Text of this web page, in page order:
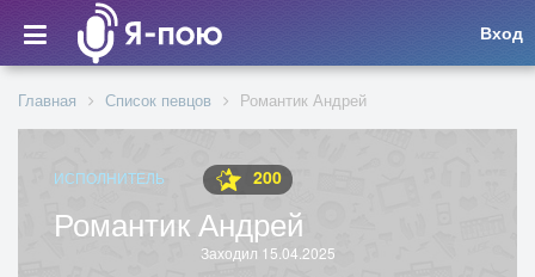
Вход
Главная Список певцов Романтик Андрей
ИСПОЛНИТЕЛЬ 200
Романтик Андрей
Заходил 15.04.2025